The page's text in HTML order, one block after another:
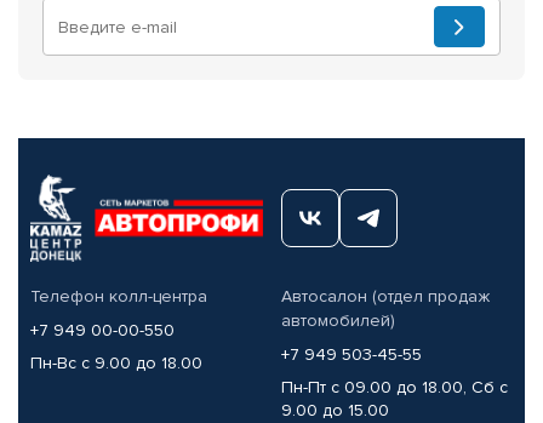
Телефон колл-центра
+7 949 00-00-550
Пн-Вс с 9.00 до 18.00
Автосалон (отдел продаж
автомобилей)
+7 949 503-45-55
Пн-Пт с 09.00 до 18.00, Сб с
9.00 до 15.00